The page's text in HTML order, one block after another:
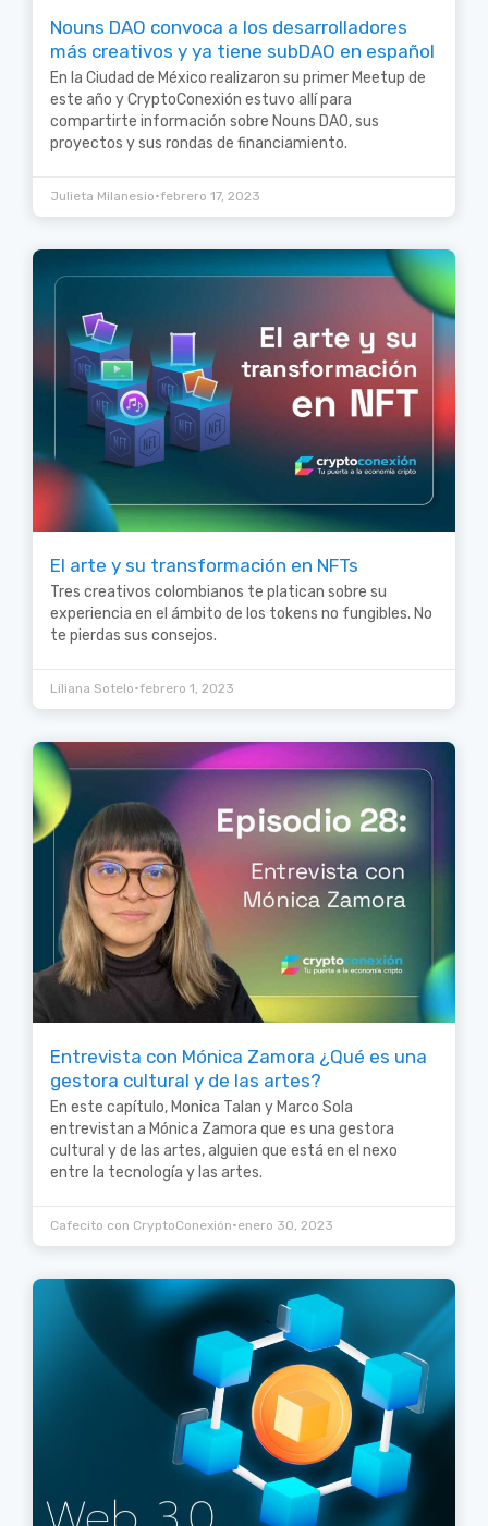
Nouns DAO convoca a los desarrolladores
más creativos y ya tiene subDAO en español
En la Ciudad de México realizaron su primer Meetup de
este año y CryptoConexión estuvo allí para
compartirte información sobre Nouns DAO, sus
proyectos y sus rondas de financiamiento.
Julieta Milanesio•febrero 17, 2023
El arte y su transformación en NFTs
Tres creativos colombianos te platican sobre su
experiencia en el ámbito de los tokens no fungibles. No
te pierdas sus consejos.
Liliana Sotelo•febrero 1, 2023
Entrevista con Mónica Zamora ¿Qué es una
gestora cultural y de las artes?
En este capítulo, Monica Talan y Marco Sola
entrevistan a Mónica Zamora que es una gestora
cultural y de las artes, alguien que está en el nexo
entre la tecnología y las artes.
Cafecito con CryptoConexión•enero 30, 2023